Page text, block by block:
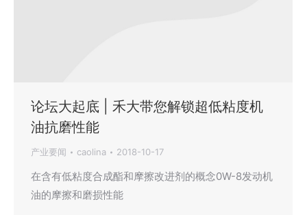
论坛大起底 | 禾大带您解锁超低粘度机
油抗磨性能
产业要闻 caolina 2018-10-17
在含有低粘度合成酯和摩擦改进剂的概念0W-8发动机
油的摩擦和磨损性能